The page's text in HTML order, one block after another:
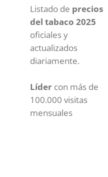
Listado de precios
del tabaco 2025
oficiales y
actualizados
diariamente.
Líder con más de
100.000 visitas
mensuales